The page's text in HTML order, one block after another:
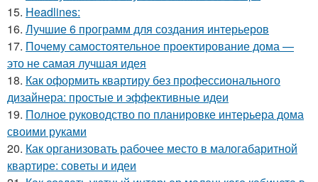
15. Headlines:
16. Лучшие 6 программ для создания интерьеров
17. Почему самостоятельное проектирование дома —
это не самая лучшая идея
18. Как оформить квартиру без профессионального
дизайнера: простые и эффективные идеи
19. Полное руководство по планировке интерьера дома
своими руками
20. Как организовать рабочее место в малогабаритной
квартире: советы и идеи